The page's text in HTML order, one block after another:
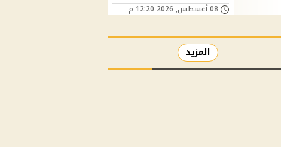
08 أغسطس, 2026 12:20 م
المزيد